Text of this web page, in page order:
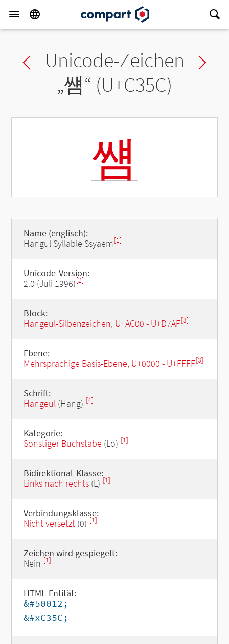
Previous char
Unicode-Zeichen
„썜“ (U+C35C)
썜
Name (englisch):
Hangul Syllable Ssyaem [1]
Unicode-Version:
2.0 (Juli 1996)[2]
Block:
Hangeul-Silbenzeichen, U+AC00 - U+D7AF[3]
Ebene:
Mehrsprachige Basis-Ebene, U+0000 - U+FFFF[3]
Schrift:
Hangeul(Hang) [4]
Kategorie:
Sonstiger Buchstabe (Lo) [1]
Bidirektional-Klasse:
Links nach rechts(L) [1]
Verbindungsklasse:
Nicht versetzt(0) [1]
Zeichen wird gespiegelt:
Nein [1]
HTML-Entität:
&#50012;
&#xC35C;